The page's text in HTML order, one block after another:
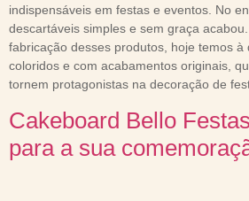
indispensáveis em festas e eventos. No
descartáveis simples e sem graça
fabricação desses produtos, hoje temos à
coloridos e com acabamentos originais,
tornem protagonistas na decoração de
Cakeboard Bello
para a sua